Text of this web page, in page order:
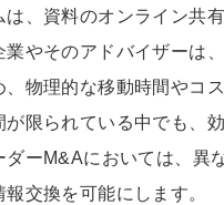
、資料のオンライン共
やそのアドバイザーは
物理的な移動時間やコ
が限られている中でも、
ダーM&Aにおいては、異
交換を可能にします。